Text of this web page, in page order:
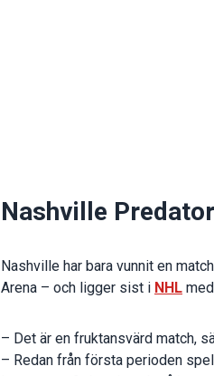
Nashville
Nashville har bara vunnit en
Arena – och ligger sist i NHL
– Det är en fruktansvärd match,
– Redan från första perioden